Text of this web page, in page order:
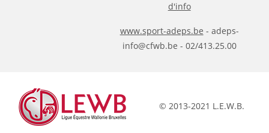
d'info
www.sport-adeps.be - adeps-
info@cfwb.be - 02/413.25.00
© 2013-2021 L.E.W.B.